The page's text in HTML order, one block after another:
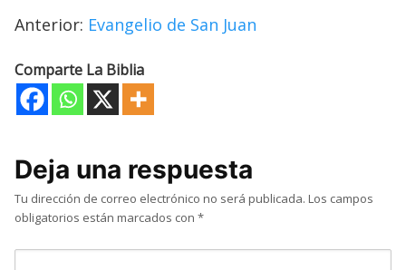
Anterior: Evangelio de San Juan
Comparte La Biblia
Deja una respuesta
Tu dirección de correo electrónico no será publicada. Los campos
obligatorios están marcados con *